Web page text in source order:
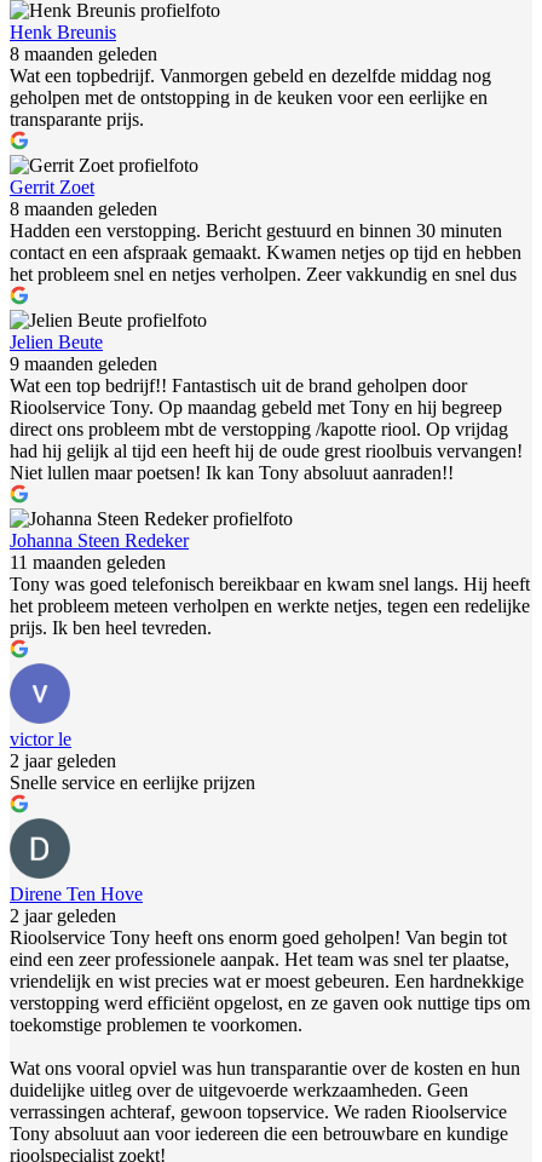
Henk Breunis
8 maanden geleden
Wat een topbedrijf. Vanmorgen gebeld en dezelfde middag nog
geholpen met de ontstopping in de keuken voor een eerlijke en
transparante prijs.
Gerrit Zoet
8 maanden geleden
Hadden een verstopping. Bericht gestuurd en binnen 30 minuten
contact en een afspraak gemaakt. Kwamen netjes op tijd en hebben
het probleem snel en netjes verholpen. Zeer vakkundig en snel dus
Jelien Beute
9 maanden geleden
Wat een top bedrijf!! Fantastisch uit de brand geholpen door
Rioolservice Tony. Op maandag gebeld met Tony en hij begreep
direct ons probleem mbt de verstopping /kapotte riool. Op vrijdag
had hij gelijk al tijd een heeft hij de oude grest rioolbuis vervangen!
Niet lullen maar poetsen! Ik kan Tony absoluut aanraden!!
Johanna Steen Redeker
11 maanden geleden
Tony was goed telefonisch bereikbaar en kwam snel langs. Hij heeft
het probleem meteen verholpen en werkte netjes, tegen een redelijke
prijs. Ik ben heel tevreden.
victor le
2 jaar geleden
Snelle service en eerlijke prijzen
Direne Ten Hove
2 jaar geleden
Rioolservice Tony heeft ons enorm goed geholpen! Van begin tot
eind een zeer professionele aanpak. Het team was snel ter plaatse,
vriendelijk en wist precies wat er moest gebeuren. Een hardnekkige
verstopping werd efficiënt opgelost, en ze gaven ook nuttige tips om
toekomstige problemen te voorkomen.
Wat ons vooral opviel was hun transparantie over de kosten en hun
duidelijke uitleg over de uitgevoerde werkzaamheden. Geen
verrassingen achteraf, gewoon topservice. We raden Rioolservice
Tony absoluut aan voor iedereen die een betrouwbare en kundige
rioolspecialist zoekt!